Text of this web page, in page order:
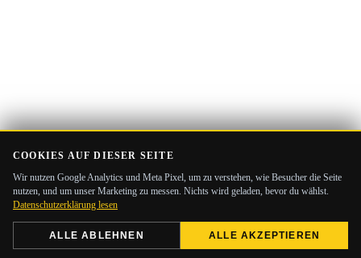
COOKIES AUF DIESER SEITE
Wir nutzen Google Analytics und Meta Pixel, um zu verstehen, wie Besucher die Seite
nutzen, und um unser Marketing zu messen. Nichts wird geladen, bevor du wählst.
Datenschutzerklärung lesen
ALLE ABLEHNEN ALLE AKZEPTIEREN